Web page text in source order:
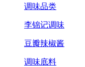
调味品类
李锦记调味
豆瓣辣椒酱
调味底料